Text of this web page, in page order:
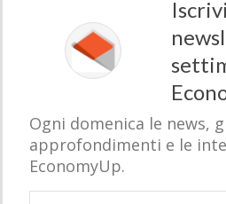
Ogni domenica le news,
approfondimenti e le
EconomyUp.